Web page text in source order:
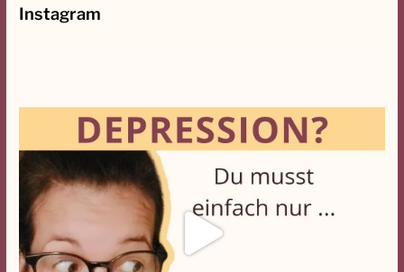
Instagram